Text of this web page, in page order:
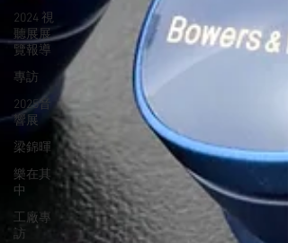
2024 視
聽展展
覽報導
專訪
2025音
響展
梁錦暉
樂在其
中
工廠專
訪